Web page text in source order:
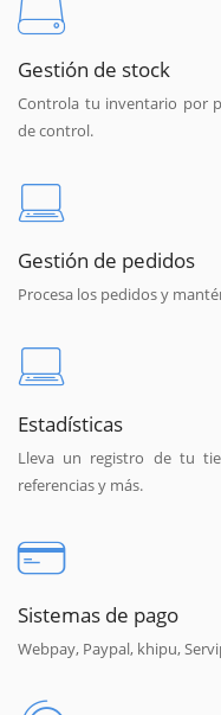
Gestión de stock
Controla tu inventario por
de control.
Gestión de pedidos
Procesa los pedidos y
Estadísticas
Lleva un registro de tu
referencias y más.
Sistemas de pago
Webpay, Paypal, khipu,